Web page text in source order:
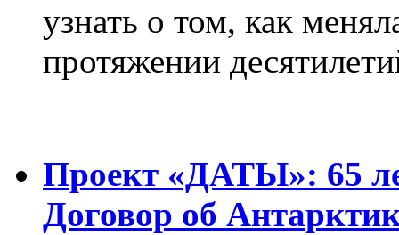
узнать о том, как
протяжении
Проект «ДАТЫ»: 65
Договор об